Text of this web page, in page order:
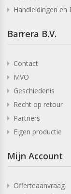
Handleidingen en
Barrera B.V.
Contact
MVO
Geschiedenis
Recht op retour
Partners
Eigen productie
Mijn Account
Offerteaanvraag